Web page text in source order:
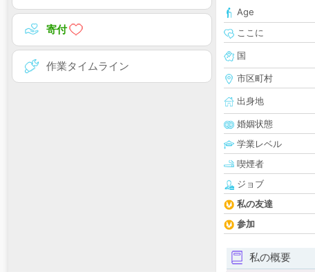
寄付
作業タイムライン
Age
ここに
国
市区町村
出身地
婚姻状態
学業レベル
喫煙者
ジョブ
私の友達
参加
私の概要